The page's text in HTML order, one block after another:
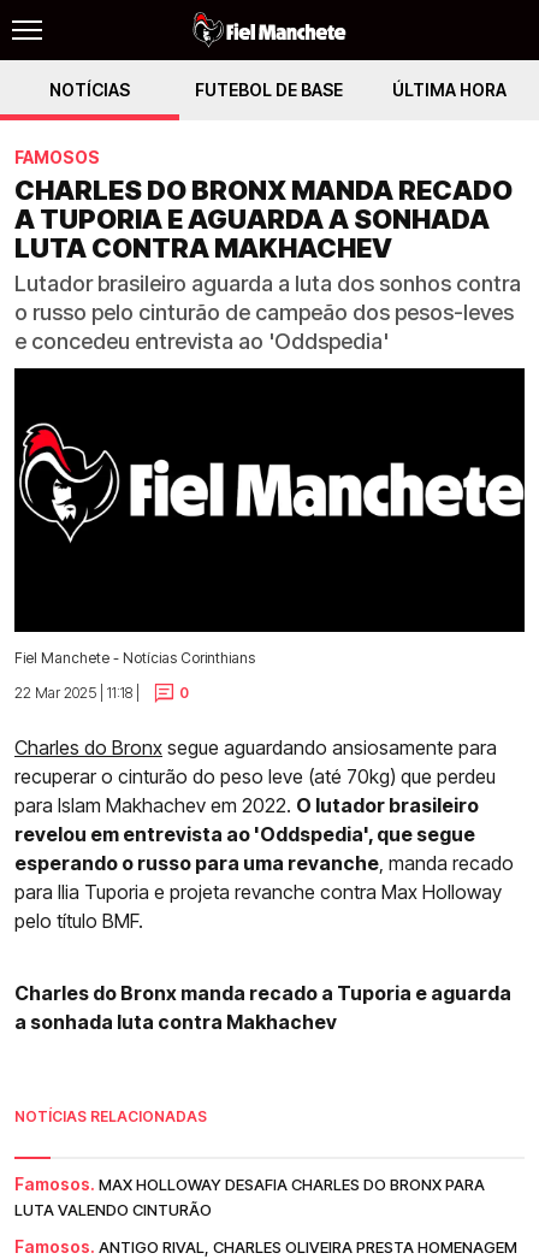
NOTÍCIAS FUTEBOL DE BASE ÚLTIMA HORA
FAMOSOS
CHARLES DO BRONX MANDA RECADO
A TUPORIA E AGUARDA A SONHADA
LUTA CONTRA MAKHACHEV
Lutador brasileiro aguarda a luta dos sonhos contra
o russo pelo cinturão de campeão dos pesos-leves
e concedeu entrevista ao 'Oddspedia'
Fiel Manchete - Notícias Corinthians
22 Mar 2025 | 11:18 |
0
Charles do Bronx segue aguardando ansiosamente para
recuperar o cinturão do peso leve (até 70kg) que perdeu
para Islam Makhachev em 2022. O lutador brasileiro
revelou em entrevista ao 'Oddspedia', que segue
esperando o russo para uma revanche, manda recado
para Ilia Tuporia e projeta revanche contra Max Holloway
pelo título BMF.
Charles do Bronx manda recado a Tuporia e aguarda
a sonhada luta contra Makhachev
NOTÍCIAS RELACIONADAS
Famosos. MAX HOLLOWAY DESAFIA CHARLES DO BRONX PARA
LUTA VALENDO CINTURÃO
Famosos. ANTIGO RIVAL, CHARLES OLIVEIRA PRESTA HOMENAGEM